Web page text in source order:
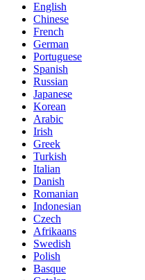
English
Chinese
French
German
Portuguese
Spanish
Russian
Japanese
Korean
Arabic
Irish
Greek
Turkish
Italian
Danish
Romanian
Indonesian
Czech
Afrikaans
Swedish
Polish
Basque